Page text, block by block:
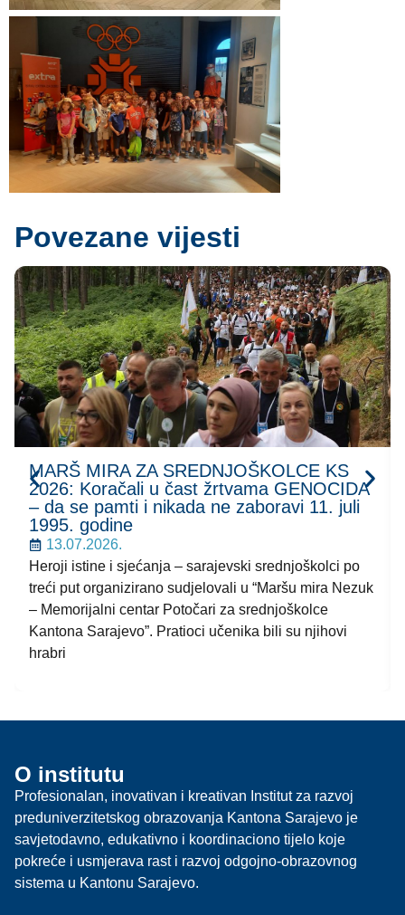
Povezane vijesti
MARŠ MIRA ZA SREDNJOŠKOLCE KS
2026: Koračali u čast žrtvama GENOCIDA
– da se pamti i nikada ne zaboravi 11. juli
1995. godine
13.07.2026.
Heroji istine i sjećanja – sarajevski srednjoškolci po
treći put organizirano sudjelovali u “Maršu mira Nezuk
– Memorijalni centar Potočari za srednjoškolce
Kantona Sarajevo”. Pratioci učenika bili su njihovi
hrabri
O institutu
Profesionalan, inovativan i kreativan Institut za razvoj
preduniverzitetskog obrazovanja Kantona Sarajevo je
savjetodavno, edukativno i koordinaciono tijelo koje
pokreće i usmjerava rast i razvoj odgojno-obrazovnog
sistema u Kantonu Sarajevo.